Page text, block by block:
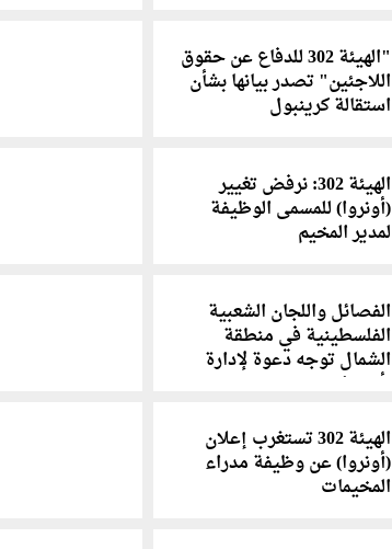
"الهيئة 302 للدفاع عن حقوق
اللاجئين" تصدر بيانها بشأن
استقالة كرينبول
الهيئة 302: نرفض تغيير
(أونروا) للمسمى الوظيفة
لمدير المخيم
الفصائل واللجان الشعبية
الفلسطينية في منطقة
الشمال توجه دعوة لإدارة
(أونروا)
الهيئة 302 تستغرب إعلان
(أونروا) عن وظيفة مدراء
المخيمات